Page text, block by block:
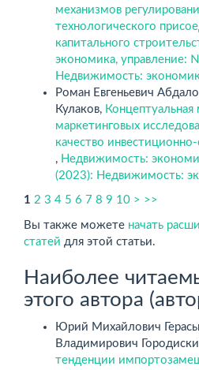
механизмов
технологического
капитального
экономика, управление:
Недвижимость:
Роман Евгеньевич
Кулаков,
маркетинговых
качество
, Недвижимость:
(2023): Недвижимость:
1 2 3 4 5 6 7 8 9 10 > >>
Вы также можете начать
статей для этой статьи.
Наиболее
этого автора
Юрий Михайлович
Владимирович
тенденции